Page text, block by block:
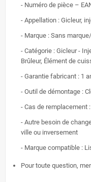
- Numéro de pièce –
- Appellation : Gicleur,
- Marque : Sans
- Catégorie : Gicleur -
Brûleur, Élément de
- Garantie fabricant : 1
- Outil de démontage :
- Cas de remplacement
- Autre besoin de
ville ou inversement
- Marque compatible :
Pour toute question,